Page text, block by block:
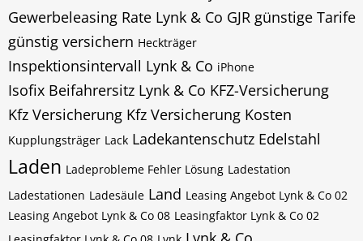
Gewerbeleasing Rate Lynk & Co GJR günstige Tarife
günstig versichern Heckträger
Inspektionsintervall Lynk & Co iPhone
Isofix Beifahrersitz Lynk & Co KFZ-Versicherung
Kfz Versicherung Kfz Versicherung Kosten
Kupplungsträger Lack Ladekantenschutz Edelstahl
Laden Ladeprobleme Fehler Lösung Ladestation
Ladestationen Ladesäule Land Leasing Angebot Lynk & Co 02
Leasing Angebot Lynk & Co 08 Leasingfaktor Lynk & Co 02